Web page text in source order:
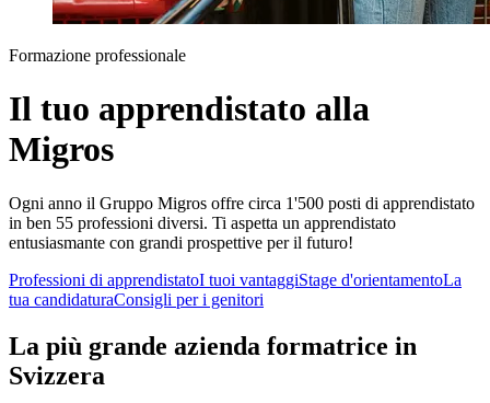
Formazione professionale
Il tuo apprendistato alla
Migros
Ogni anno il Gruppo Migros offre circa 1'500 posti di apprendistato
in ben 55 professioni diversi. Ti aspetta un apprendistato
entusiasmante con grandi prospettive per il futuro!
Professioni di apprendistatoI tuoi vantaggiStage d'orientamentoLa
tua candidaturaConsigli per i genitori
La più grande azienda formatrice in
Svizzera